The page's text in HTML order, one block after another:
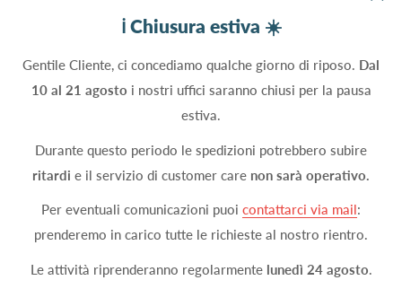
ℹ️ Chiusura estiva ☀️
Gentile Cliente, ci concediamo qualche giorno di riposo. Dal
10 al 21 agosto i nostri uffici saranno chiusi per la pausa
estiva.
Durante questo periodo le spedizioni potrebbero subire
ritardi e il servizio di customer care non sarà operativo.
Per eventuali comunicazioni puoi contattarci via mail:
prenderemo in carico tutte le richieste al nostro rientro.
Le attività riprenderanno regolarmente lunedì 24 agosto
C.Fisc. P.IVA 09934830960
Seguici
Accettiamo
© 2026 DEVCOshop